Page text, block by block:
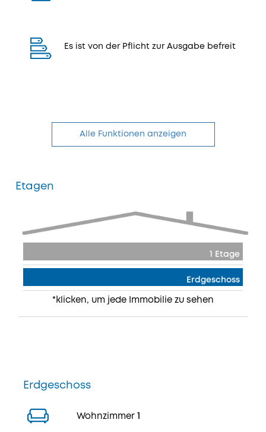
Es ist von der Pflicht zur Ausgabe befreit
Alle Funktionen anzeigen
Etagen
1 Etage
Erdgeschoss
*klicken, um jede Immobilie zu sehen
Erdgeschoss
Wohnzimmer